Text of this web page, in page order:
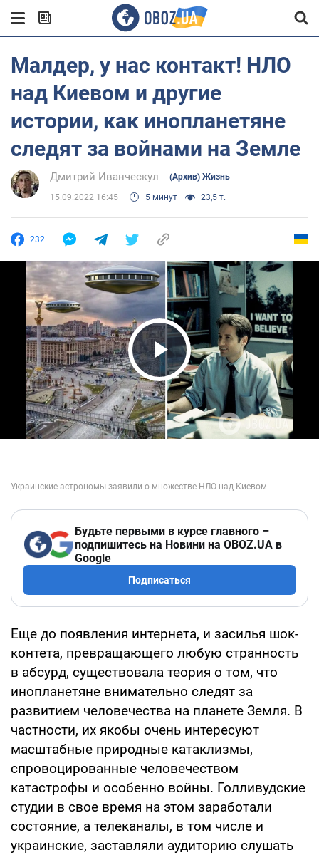
Малдер, у нас контакт! НЛО
над Киевом и другие
истории, как инопланетяне
следят за войнами на Земле
Дмитрий Иванческул (Архив) Жизнь
15.09.2022 16:45 5 минут 23,5 т.
232
Play Video
Будьте первыми в курсе главного –
подпишитесь на Новини на OBOZ.UA в
Google
Подписаться
Еще до появления интернета, и засилья шок-
контета, превращающего любую странность
в абсурд, существовала теория о том, что
инопланетяне внимательно следят за
развитием человечества на планете Земля. В
частности, их якобы очень интересуют
масштабные природные катаклизмы,
спровоцированные человечеством
катастрофы и особенно войны. Голливудские
студии в свое время на этом заработали
состояние, а телеканалы, в том числе и
украинские, заставляли аудиторию слушать